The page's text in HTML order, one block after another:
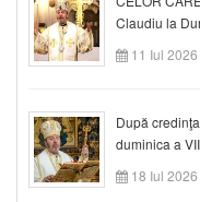
Claudiu la
11 Iul 2026
După
duminica a
18 Iul 2026